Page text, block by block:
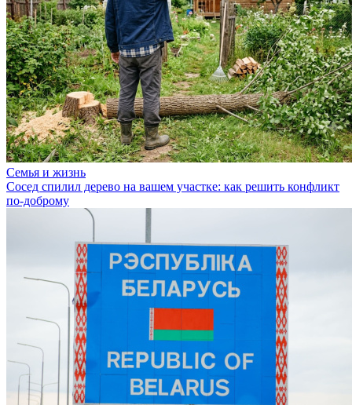
Семья и жизнь
Сосед спилил дерево на вашем участке: как решить конфликт
по-доброму